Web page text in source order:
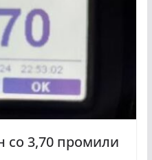
со 3,70 промили